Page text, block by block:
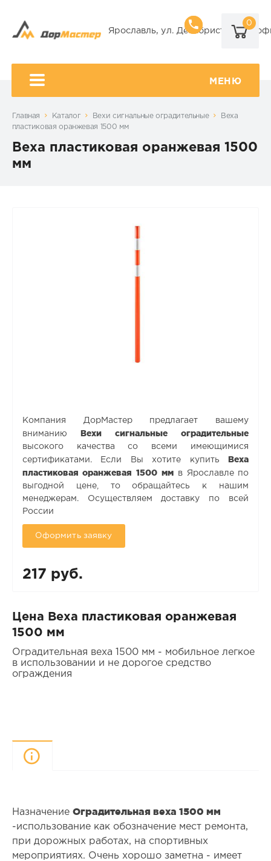
Ярославль, ул. Декабристов, 9А,
8 (920) 101-
0
МЕНЮ
Главная Каталог Вехи сигнальные оградительные
Веха
пластиковая оранжевая 1500 мм
Веха пластиковая оранжевая 1500
мм
Компания ДорМастер предлагает вашему
вниманию Вехи сигнальные оградительные
высокого качества со всеми имеющимися
сертификатами. Если Вы хотите купить Веха
пластиковая оранжевая 1500 мм в Ярославле по
выгодной цене, то обращайтесь к нашим
менеджерам. Осуществляем доставку по всей
России
Оформить заявку
217 руб.
Цена Веха пластиковая оранжевая
1500 мм
Оградительная веха 1500 мм - мобильное легкое
в использовании и не дорогое средство
ограждения
Назначение Оградительная веха 1500 мм
-использование как обозначение мест ремонта,
при дорожных работах, на спортивных
мероприятиях. Очень хорошо заметна - имеет